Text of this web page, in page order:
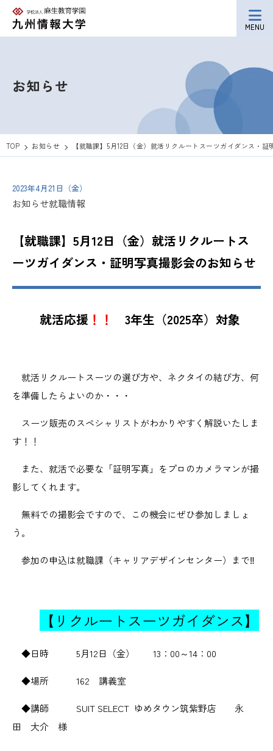
MENU
お知らせ
TOP お知らせ 【就職課】5月12日（金）就活リクルートスーツガイダンス・
2023年4月21日（金）
お知らせ就職情報
【就職課】5月12日（金）就活リクルートス
ーツガイダンス・証明写真撮影会のお知らせ
就活応援 ！！ 3年生（2025卒）対象
就活リクルートスーツの選び方や、ネクタイの結び方、何
を準備したらよいのか・・・
スーツ販売のスペシャリストがわかりやすく解説いたしま
す！！
また、就活で必要な「証明写真」をプロのカメラマンが撮
影してくれます。
無料での撮影会ですので、この機会にぜひ参加しましょ
う。
参加の申込は就職課（キャリアデザインセンター）まで‼
【リクルートスーツガイダンス】
◆日時 5月12日（金） 13：00～14：00
◆場所 162 講義室
◆講師 SUIT SELECT ゆめタウン筑紫野店 永
田 大介 様